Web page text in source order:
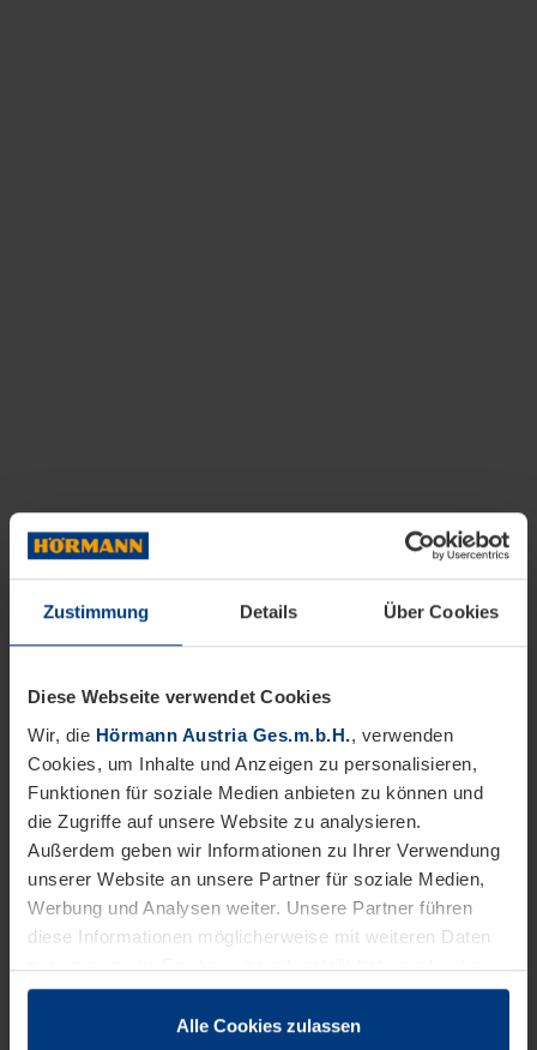
Zustimmung Details Über Cookies
Diese Webseite verwendet Cookies
Wir, die Hörmann Austria Ges.m.b.H., verwenden
Cookies, um Inhalte und Anzeigen zu personalisieren,
Funktionen für soziale Medien anbieten zu können und
die Zugriffe auf unsere Website zu analysieren.
Außerdem geben wir Informationen zu Ihrer Verwendung
unserer Website an unsere Partner für soziale Medien,
Werbung und Analysen weiter. Unsere Partner führen
diese Informationen möglicherweise mit weiteren Daten
zusammen, die Sie ihnen bereitgestellt haben oder die
sie im Rahmen Ihrer Nutzung der Dienste gesammelt
Alle Cookies zulassen